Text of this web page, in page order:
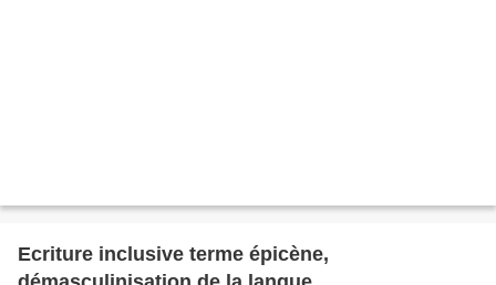
Ecriture inclusive terme épicène,